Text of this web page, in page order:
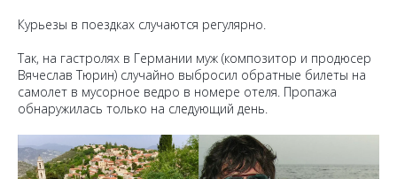
Курьезы в поездках случаются регулярно.
Так, на гастролях в Германии муж (композитор и продюсер
Вячеслав Тюрин) случайно выбросил обратные билеты на
самолет в мусорное ведро в номере отеля. Пропажа
обнаружилась только на следующий день.